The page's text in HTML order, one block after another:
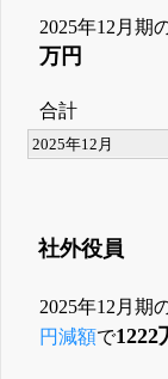
2025年12月期
万円
合計
2025年12月
社外役員
2025年12月期
円減額で1222